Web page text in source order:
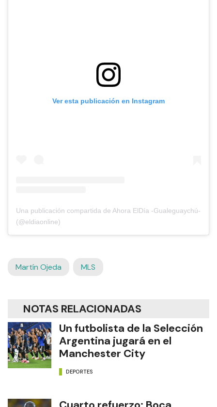
Ver esta publicación en Instagram
Una publicación compartida de Ahora ElDía -Gualeguaychú-
(@eldiaonline)
Martín Ojeda MLS
NOTAS RELACIONADAS
Un futbolista de la Selección
Argentina jugará en el
Manchester City
DEPORTES